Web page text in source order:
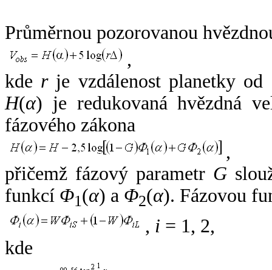
Průměrnou pozorovanou
,
kde rje vzdálenost planetky od
H(α) je redukovaná hvězdná
fázového zákona
,
přičemž fázový parametr G
funkcí Φ1(α) a Φ2(α). Fázovou
, i = 1, 2,
kde